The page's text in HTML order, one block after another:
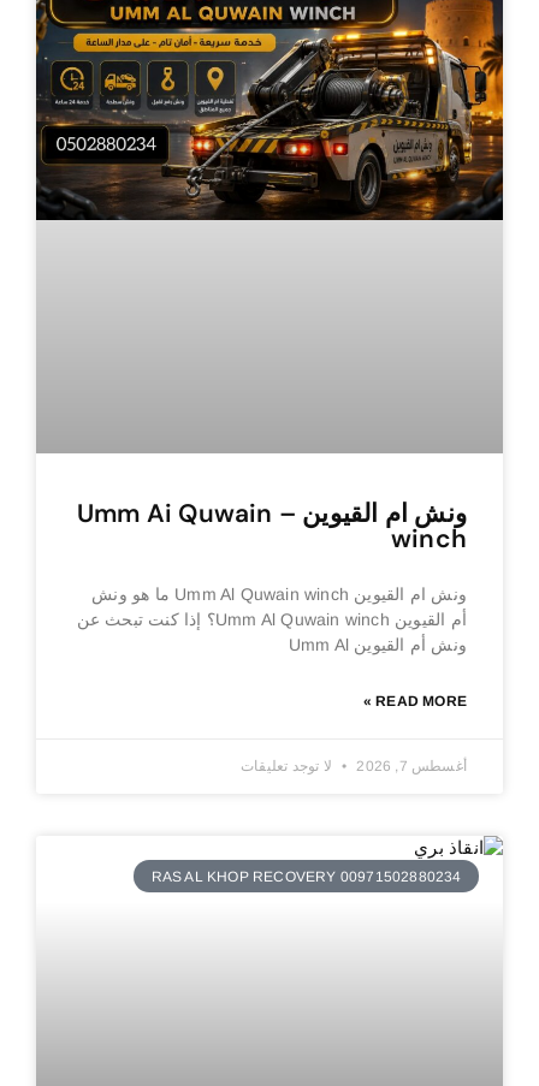
ونش ام القيوين – Umm Ai Quwain
winch
ونش ام القيوين Umm Al Quwain winch ما هو ونش
أم القيوين Umm Al Quwain winch؟ إذا كنت تبحث عن
ونش أم القيوين Umm Al
READ MORE »
أغسطس 7, 2026 لا توجد تعليقات
RAS AL KHOP RECOVERY 00971502880234